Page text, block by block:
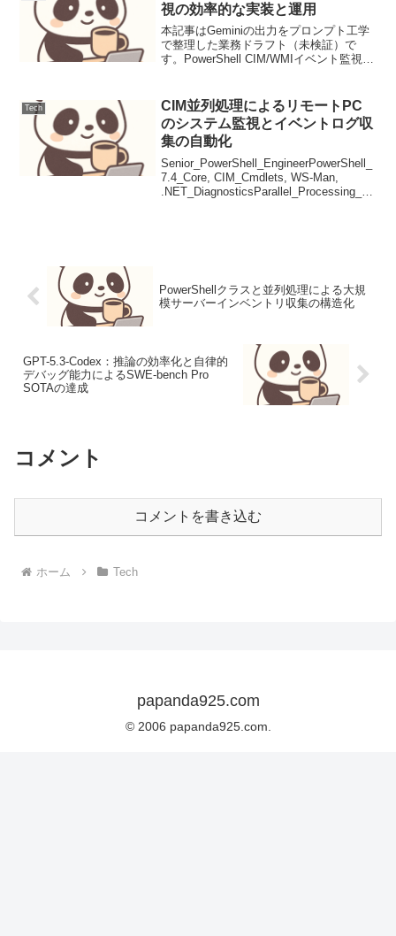
視の効率的な実装と運用
本記事はGeminiの出力をプロンプト工学
で整理した業務ドラフト（未検証）で
す。PowerShell CIM/WMIイベント監視の
アルタイムで検知し、適切なアクシ...
Tech
CIM並列処理によるリモートPC
のシステム監視とイベントログ収
集の自動化
Senior_PowerShell_EngineerPowerShell_
7.4_Core, CIM_Cmdlets, WS-Man,
.NET_DiagnosticsParallel_Processing_vi
PowerShellクラスと並列処理による大規
模サーバーインベントリ収集の構造化
GPT-5.3-Codex：推論の効率化と自律的
デバッグ能力によるSWE-bench Pro
SOTAの達成
コメント
コメントを書き込む
ホーム Tech
papanda925.com
© 2006 papanda925.com.